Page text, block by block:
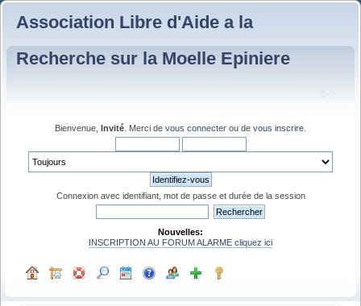
Association Libre d'Aide a la
Recherche sur la Moelle Epiniere
Bienvenue, Invité . Merci de vous connecter ou de vous inscrire
Connexion avec identifiant, mot de passe et durée de la session
Nouvelles:
INSCRIPTION AU FORUM ALARME cliquez ici